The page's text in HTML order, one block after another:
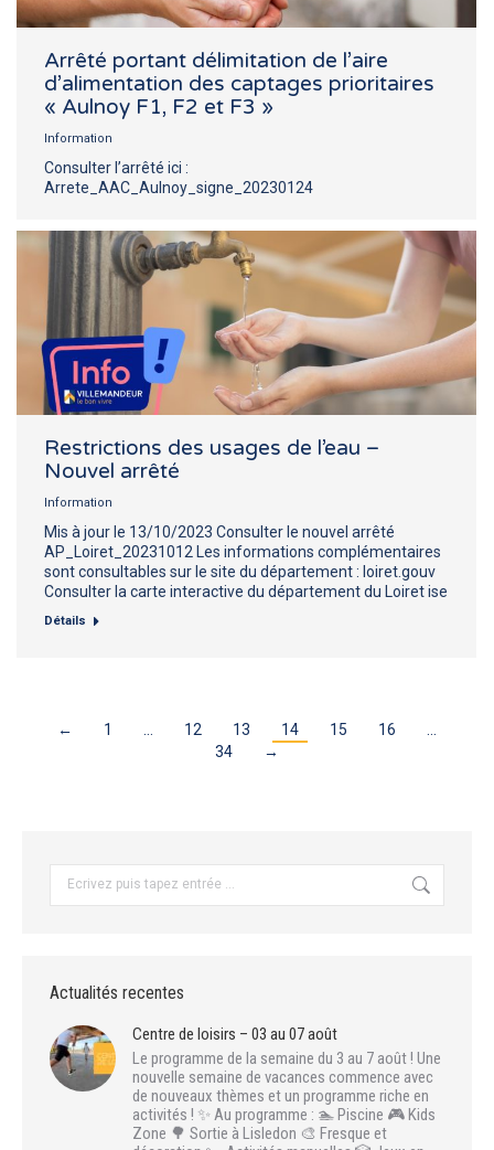
Arrêté portant délimitation de l’aire
d’alimentation des captages prioritaires
« Aulnoy F1, F2 et F3 »
Information
Consulter l’arrêté ici :
Arrete_AAC_Aulnoy_signe_20230124
Restrictions des usages de l’eau –
Nouvel arrêté
Information
Mis à jour le 13/10/2023 Consulter le nouvel arrêté
AP_Loiret_20231012 Les informations complémentaires
sont consultables sur le site du département : loiret.gouv
Consulter la carte interactive du département du Loiret ise
Détails
← 1 12 13 14 15 16
34
→
Actualités recentes
Centre de loisirs – 03 au 07 août
Le programme de la semaine du 3 au 7 août ! Une
nouvelle semaine de vacances commence avec
de nouveaux thèmes et un programme riche en
activités ! ✨ Au programme : 🏊 Piscine 🎮 Kids
Zone 🌳 Sortie à Lisledon 🎨 Fresque et